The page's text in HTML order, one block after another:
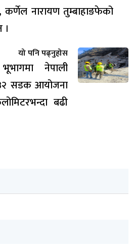
कर्णेल नारायण तुम्बाहाङफेको
यो पनि पढ्नुहोस
नेपाली
सडक आयोजना
बढी